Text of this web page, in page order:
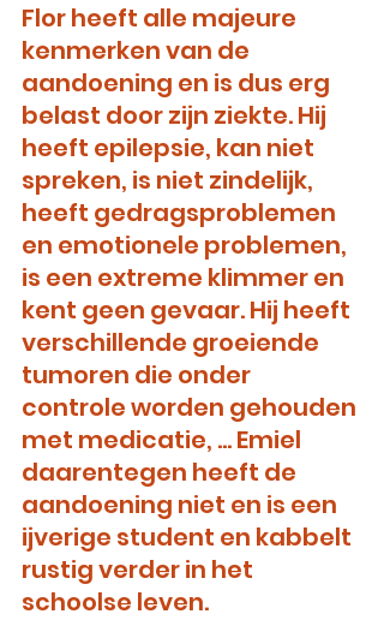
Flor heeft alle majeure
kenmerken van de
aandoening en is dus erg
belast door zijn ziekte. Hij
heeft epilepsie, kan niet
spreken, is niet zindelijk,
heeft gedragsproblemen
en emotionele problemen,
is een extreme klimmer en
kent geen gevaar. Hij heeft
verschillende groeiende
tumoren die onder
controle worden gehouden
met medicatie, … Emiel
daarentegen heeft de
aandoening niet en is een
ijverige student en kabbelt
rustig verder in het
schoolse leven.